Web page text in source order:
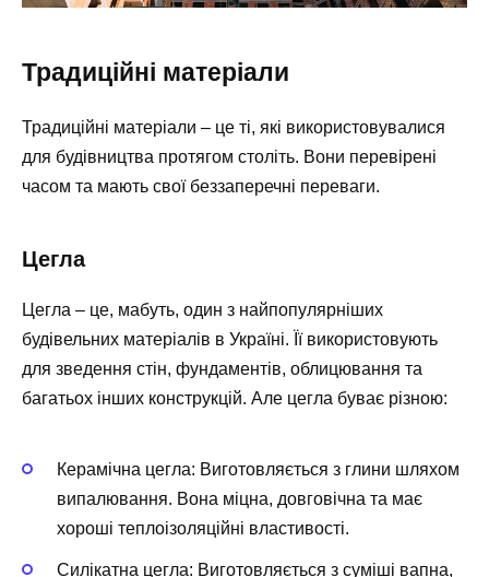
Традиційні матеріали
Традиційні матеріали – це ті, які використовувалися
для будівництва протягом століть. Вони перевірені
часом та мають свої беззаперечні переваги.
Цегла
Цегла – це, мабуть, один з найпопулярніших
будівельних матеріалів в Україні. Її використовують
для зведення стін, фундаментів, облицювання та
багатьох інших конструкцій. Але цегла буває різною:
Керамічна цегла: Виготовляється з глини шляхом
випалювання. Вона міцна, довговічна та має
хороші теплоізоляційні властивості.
Силікатна цегла: Виготовляється з суміші вапна,